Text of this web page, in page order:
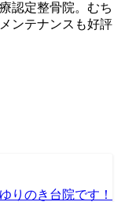
認定整骨院。むち
ンテナンスも好評
りのき台院です！